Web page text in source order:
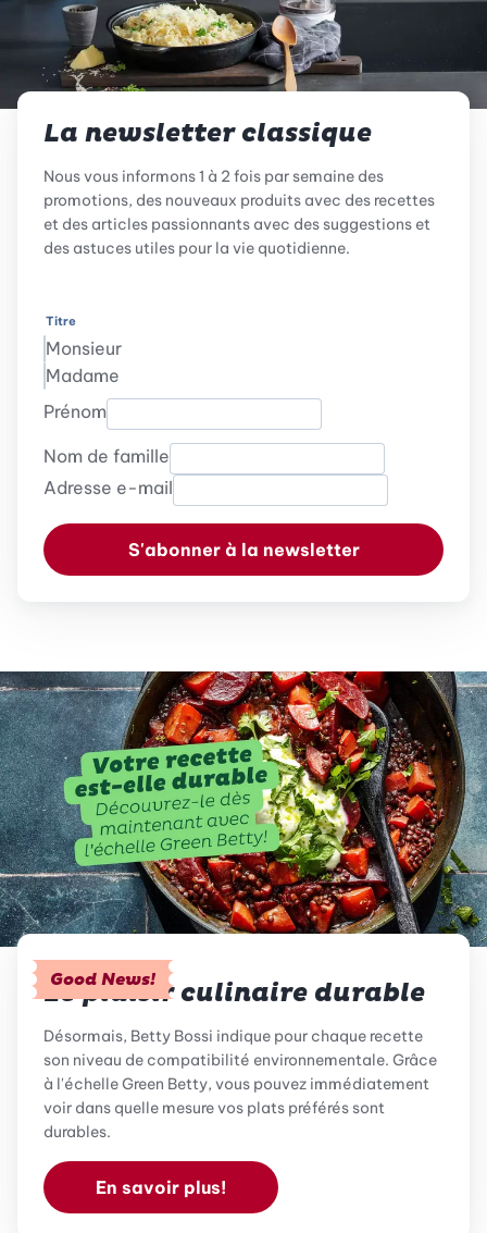
La newsletter classique
Nous vous informons 1 à 2 fois par semaine des
promotions, des nouveaux produits avec des recettes
et des articles passionnants avec des suggestions et
des astuces utiles pour la vie quotidienne.
Titre
Monsieur
Madame
Prénom
Nom de famille
Adresse e-mail
S'abonner à la newsletter
Good News!
Le plaisir culinaire durable
Désormais, Betty Bossi indique pour chaque recette
son niveau de compatibilité environnementale. Grâce
à l'échelle Green Betty, vous pouvez immédiatement
voir dans quelle mesure vos plats préférés sont
durables.
En savoir plus!